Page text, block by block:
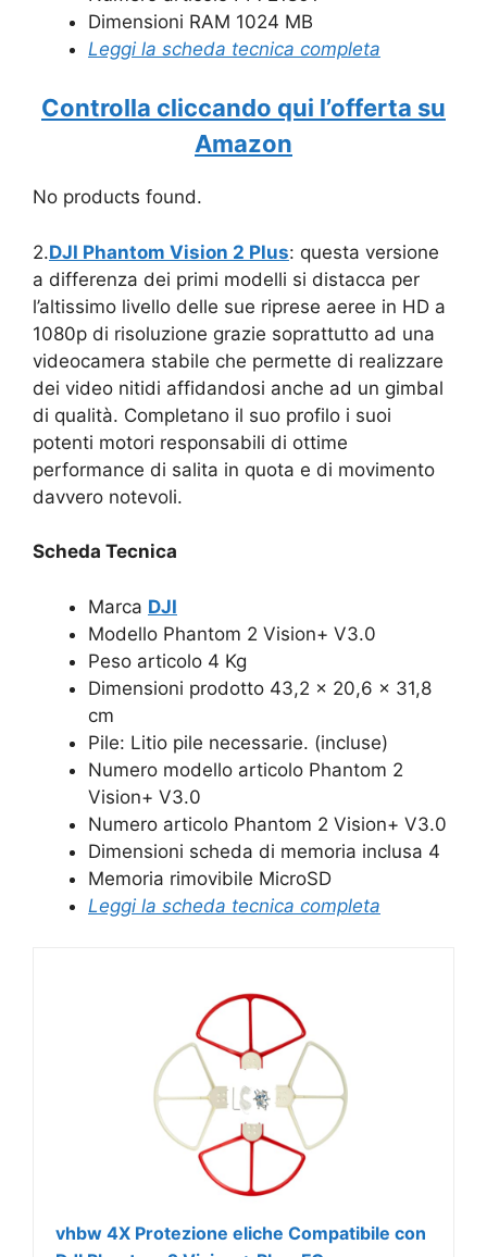
Dimensioni RAM 1024 MB
Leggi la scheda tecnica completa
Controlla cliccando qui l’offerta su
Amazon
No products found.
2.DJI Phantom Vision 2 Plus: questa versione
a differenza dei primi modelli si distacca per
l’altissimo livello delle sue riprese aeree in HD a
1080p di risoluzione grazie soprattutto ad una
videocamera stabile che permette di realizzare
dei video nitidi affidandosi anche ad un gimbal
di qualità. Completano il suo profilo i suoi
potenti motori responsabili di ottime
performance di salita in quota e di movimento
davvero notevoli.
Scheda Tecnica
Marca DJI
Modello Phantom 2 Vision+ V3.0
Peso articolo 4 Kg
Dimensioni prodotto 43,2 x 20,6 x 31,8
cm
Pile: Litio pile necessarie. (incluse)
Numero modello articolo Phantom 2
Vision+ V3.0
Numero articolo Phantom 2 Vision+ V3.0
Dimensioni scheda di memoria inclusa 4
Memoria rimovibile MicroSD
Leggi la scheda tecnica completa
vhbw 4X Protezione eliche Compatibile con